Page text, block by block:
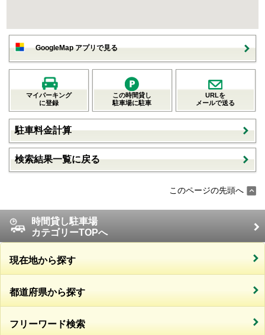
GoogleMap アプリで見る
マイパーキング
に登録
この時間貸し
駐車場に駐車
URLを
メールで送る
駐車料金計算
検索結果一覧に戻る
このページの先頭へ
時間貸し駐車場
カテゴリーTOPへ
現在地から探す
都道府県から探す
フリーワード検索